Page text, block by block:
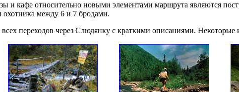
и кафе относительно новыми элементами маршрута являются
охотника между 6 и 7 бродами.
всех переходов через Слюдянку с краткими описаниями.